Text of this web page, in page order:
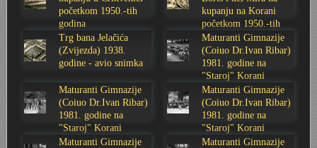
Stoljetna poplava 1939.
Tvornica potkivačkih čavala Mustad-Karlovac
Boksački klub Velebit
Bijelo dugme
Banija - poplava 4. 12. 1966.
Autobusna stanica na Korzu
Mala scena 1987. - Le Cinema
Mala scena Hrvatskog doma
Marina Perazić, Davor Tolja (Denis&Denis) i Edi
Maturanti Gimnazije 1988. godine
Zavjet Petra Grgeca - 1998.
Škola plivanja Patkica
Mimohod 23. kolovoza 1995.
Ekonomska škola - ratne godine
Dubravko Halovanić - Ratne godine
Crkva Sv. Doroteje - 1991.
Frizerski salon Gerber (Kopf) - utemeljen 1924.
Gimnazijska i Ekonomska zbornica - Igor Mihelić
INKASATOR
Karlovački fotograf Josip Žunić
početkom 1950.-tih
godina
kupanju na Korani
početkom 1950.-tih
godina
Trg bana Jelačića
(Zvijezda) 1938.
godine - avio snimka
Maturanti Gimnazije
(Coiuo Dr.Ivan Ribar)
1981. godine na
"Staroj" Korani
Maturanti Gimnazije
(Coiuo Dr.Ivan Ribar)
1981. godine na
"Staroj" Korani
Maturanti Gimnazije
(Coiuo Dr.Ivan Ribar)
1981. godine na
"Staroj" Korani
Maturanti Gimnazije
Maturanti Gimnazije